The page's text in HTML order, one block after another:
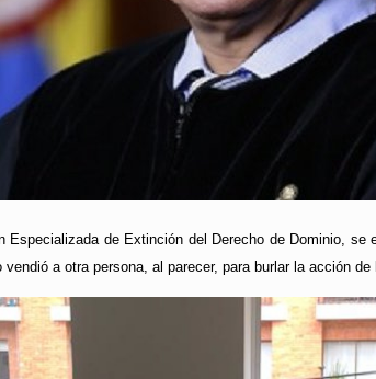
Especializada de Extinción del Derecho de Dominio,
a otra persona, al parecer, para burlar la acción